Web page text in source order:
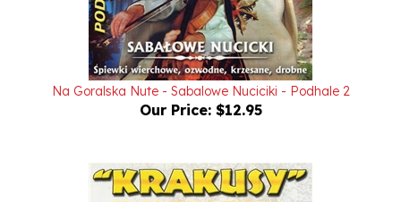
Na Goralska Nute - Sabalowe Nuciciki - Podhale 2
Our Price:$12.95